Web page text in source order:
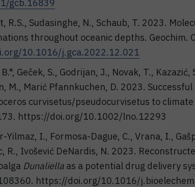
gcb.16839
R.S., Sudasinghe, N., Schaub, T. 2023.
throughout oceanic depths. Geochim.
10.1016/j.gca.2022.12.021
Geček, S., Godrijan, J., Novak, T., Kazazić,
M., Marić Pfannkuchen, D. 2023.
curvisetus/pseudocurvisetus to climate
https://doi.org/10.1002/lno.12293
Yilmaz, I., Formosa-Dague, C., Vrana, I.,
R., Ivošević DeNardis, N. 2023.
Dunaliella as a potential drug delivery
https://doi.org/10.1016/